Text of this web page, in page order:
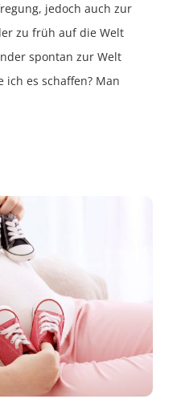
jedoch auch zur
zu früh auf die Welt
spontan zur Welt
ich es schaffen? Man